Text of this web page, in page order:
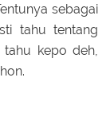
sebagai
tahu tentang
kepo deh,